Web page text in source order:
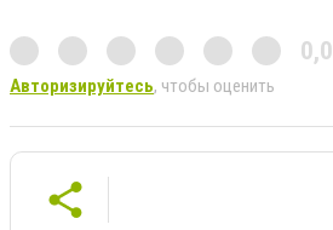
0,0
Авторизируйтесь, чтобы оценить